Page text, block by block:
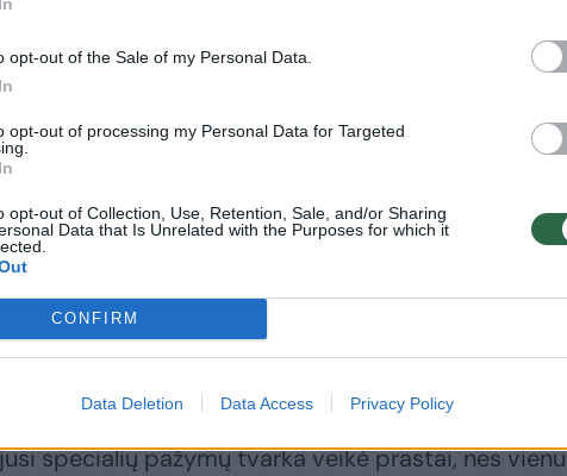
opt-out of the Sale of my Personal Data.
opt-out of processing my Personal Data for Targeted
opt-out of Collection, Use, Retention, Sale, and/or Sharing
Data that Is Unrelated with the Purposes for which it
CONFIRM
Data Deletion Data Access Privacy Policy
žmonės, kurie turi teistumą dėl nusikaltimų,
– tokių asmenų šiuo metu yra 82. Kodo
už kontrabandą, 25 – už nesunkų sveikatos
dirbti su vaikais, kadangi buvo teisti už
QR kodo, nes prasikalto užsiimdami prekyba
kodo efektyvumą
tarnybos vadovė Ilma Skuodienė savo ruožtu
specialių pažymų tvarka veikė prastai, nes vienu